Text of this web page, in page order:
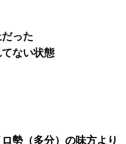
った
ない状態
勢（多分）の味方より